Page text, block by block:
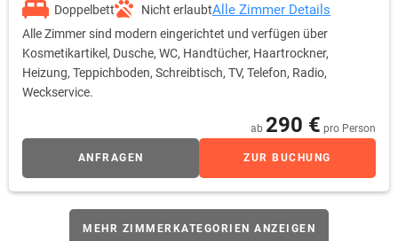
Doppelbett Nicht erlaubtAlle Zimmer Details
Alle Zimmer sind modern eingerichtet und verfügen über
Kosmetikartikel, Dusche, WC, Handtücher, Haartrockner,
Heizung, Teppichboden, Schreibtisch, TV, Telefon, Radio,
Weckservice.
ab 290 € pro Person
ANFRAGEN ZUR BUCHUNG
MEHR ZIMMERKATEGORIEN ANZEIGEN